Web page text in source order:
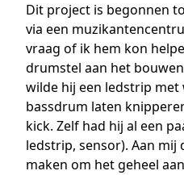
Dit project is begonnen
via een
vraag of ik hem kon
drumstel aan het
wilde hij een ledstrip
bassdrum laten
kick. Zelf had hij al een
ledstrip, sensor). Aan mij
maken om het geheel